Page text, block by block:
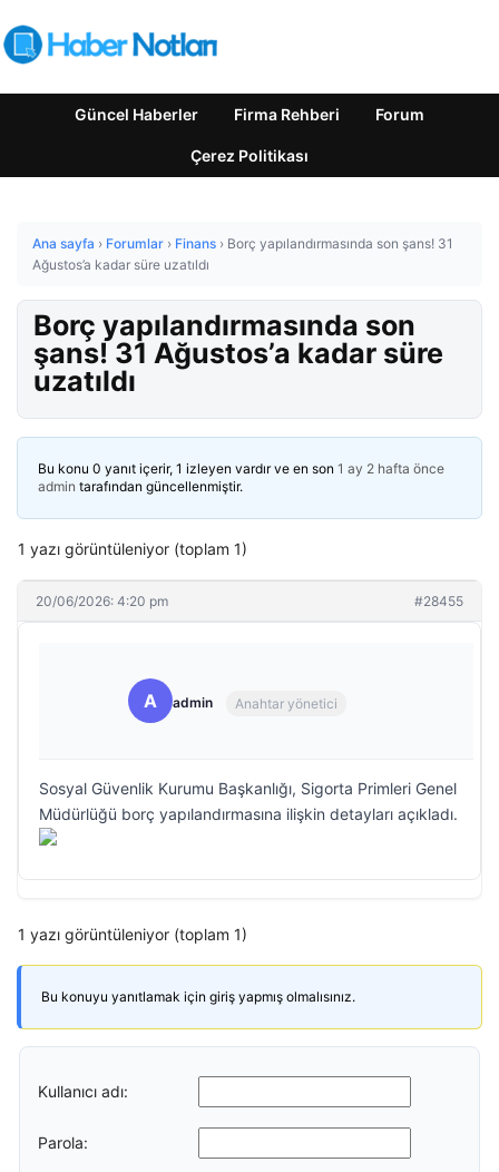
Güncel Haberler Firma Rehberi Forum
Çerez Politikası
Ana sayfa › Forumlar › Finans › Borç yapılandırmasında son şans! 31
Ağustos’a kadar süre uzatıldı
Borç yapılandırmasında son
şans! 31 Ağustos’a kadar süre
uzatıldı
Bu konu 0 yanıt içerir, 1 izleyen vardır ve en son 1 ay 2 hafta önce
admin tarafından güncellenmiştir.
1 yazı görüntüleniyor (toplam 1)
20/06/2026: 4:20 pm #28455
A admin Anahtar yönetici
Sosyal Güvenlik Kurumu Başkanlığı, Sigorta Primleri Genel
Müdürlüğü borç yapılandırmasına ilişkin detayları açıkladı.
1 yazı görüntüleniyor (toplam 1)
Bu konuyu yanıtlamak için giriş yapmış olmalısınız.
Kullanıcı adı:
Parola: